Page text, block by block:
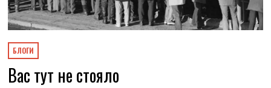
БЛОГИ
Вас тут не стояло